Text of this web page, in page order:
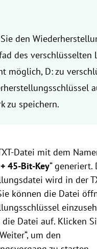
den
des verschlüsselten
möglich, D: zu
zu speichern.
Datei mit dem
45-Bit-Key“ generiert.
wird in der
können die Datei
die Datei auf. Klicken
um den